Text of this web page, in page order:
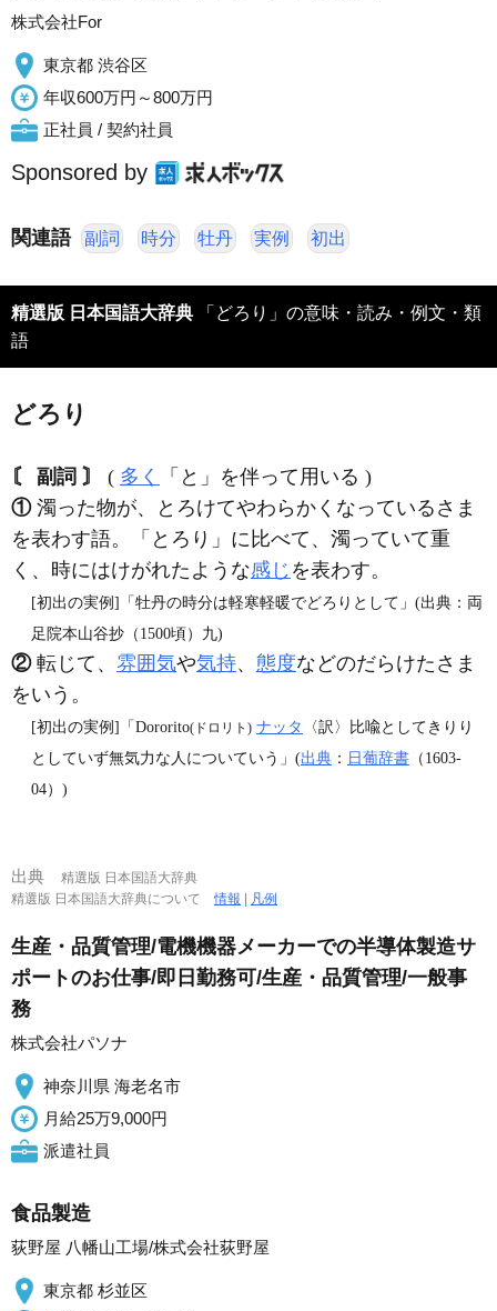
株式会社For
東京都 渋谷区
年収600万円～800万円
正社員 / 契約社員
Sponsored by
関連語 副詞 時分 牡丹 実例 初出
精選版 日本国語大辞典 「どろり」の意味・読み・例文・類
語
どろり
〘 副詞 〙 ( 多く
「と」を伴って用いる )
①濁った物が、とろけてやわらかくなっているさま
を表わす語。「とろり」に比べて、濁っていて重
く、時にはけがれたような感じ を表わす。
[初出の実例]「牡丹の時分は軽寒軽暖でどろりとして」(出典：両
足院本山谷抄（1500頃）九)
②転じて、 雰囲気や気持、 態度などのだらけたさま
をいう。
[初出の実例]「Dororito(ドロリト) ナッタ
〈訳〉比喩としてきりり
としていず無気力な人についていう」(出典 ： 日葡辞書 （1603‐
04）)
出典
精選版 日本国語大辞典
精選版 日本国語大辞典について情報 | 凡例
生産・品質管理/電機機器メーカーでの半導体製造サ
ポートのお仕事/即日勤務可/生産・品質管理/一般事
務
株式会社パソナ
神奈川県 海老名市
月給25万9,000円
派遣社員
食品製造
荻野屋 八幡山工場/株式会社荻野屋
東京都 杉並区